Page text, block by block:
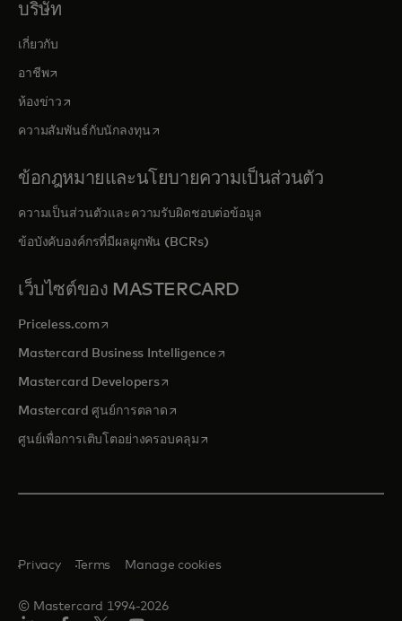
บริษัท
เกี่ยวกับ
อาชีพopens in a new tab
ห้องข่าว opens in a new tab
ความสัมพันธ์กับนักลงทุนopens in a new tab
ข้อกฎหมายและนโยบายความเป็นส่วนตัว
ความเป็นส่วนตัวและความรับผิดชอบต่อข้อมูล
ข้อบังคับองค์กรที่มีผลผูกพัน (BCRs)
เว็บไซต์ของ MASTERCARD
Priceless.com opens in a new tab
Mastercard Business Intelligenceopens in a new tab
Mastercard Developersopens in a new tab
Mastercard ศูนย์การตลาด opens in a new tab
ศูนย์เพื่อการเติบโตอย่างครอบคลุมopens in a new tab
© Mastercard 1994-2026
Privacy Terms Manage cookies